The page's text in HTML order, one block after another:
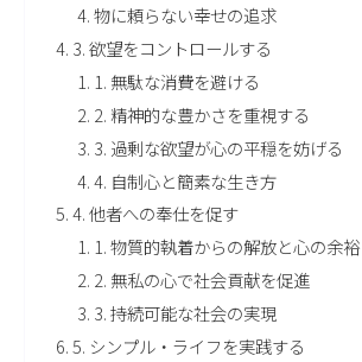
物に頼らない幸せの追求
3. 欲望をコントロールする
1. 無駄な消費を避ける
2. 精神的な豊かさを重視する
3. 過剰な欲望が心の平穏を妨げる
4. 自制心と簡素な生き方
4. 他者への奉仕を促す
1. 物質的執着からの解放と心の余裕
2. 無私の心で社会貢献を促進
3. 持続可能な社会の実現
5. シンプル・ライフを実践する